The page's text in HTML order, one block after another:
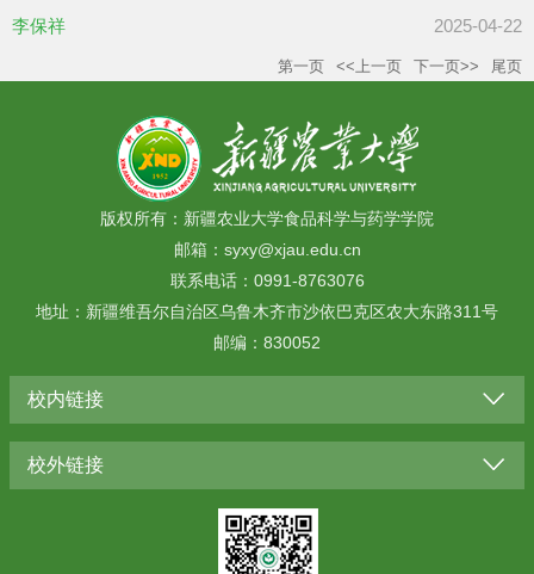
李保祥
2025-04-22
第一页 <<上一页 下一页>> 尾页
版权所有：新疆农业大学食品科学与药学学院
邮箱：syxy@xjau.edu.cn
联系电话：0991-8763076
地址：新疆维吾尔自治区乌鲁木齐市沙依巴克区农大东路311号
邮编：830052
校内链接
校外链接